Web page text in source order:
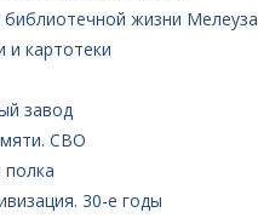
жизни Мелеуза
и картотеки
завод
СВО
30-е годы